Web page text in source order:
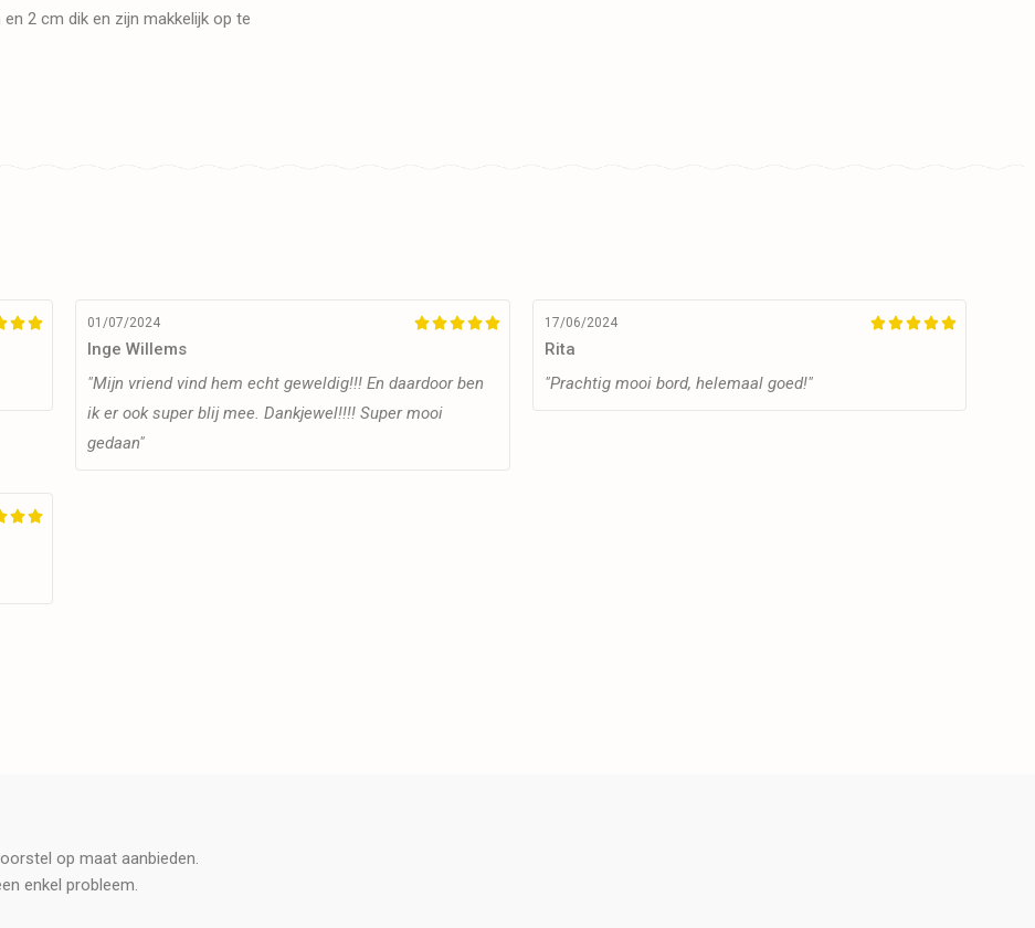
2 cm dik en zijn makkelijk op te
 
01/07/2024
Inge Willems
"Mijn vriend vind hem echt geweldig!!! En daardoor ben
ik er ook super blij mee. Dankjewel!!!! Super mooi
gedaan"

17/06/2024
Rita
"Prachtig mooi bord, helemaal goed!"

op maat aanbieden.
enkel probleem.